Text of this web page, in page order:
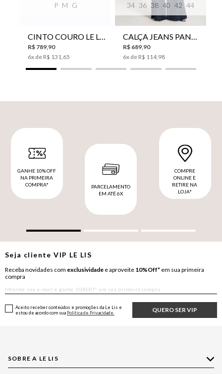
P M G
R$ 789 90
6x de R$ 131 65
34 36 38 40 42 44
R$ 689 90
6x de R$ 114, 98
GANHE 10% OFF
NA PRIMEIRA
COMPRA*
PARCELAMENTO
EM ATÉ 6X
COMPRE
ONLINE E
RETIRE NA
LOJA*
Seja clienteVIP LE LIS
Receba novidades com exclusividade e aproveite 10%Off* em sua primeira
compra
QUERO SER VIP
Aceito receber conteúdos e promoções da Le Lis e
estou de acordo com sua Política de Privacidade.
SOBRE A LE LIS